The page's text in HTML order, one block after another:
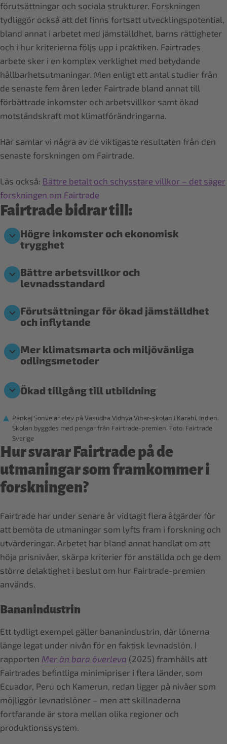
förutsättningar och sociala strukturer. Forskningen
tydliggör också att det finns fortsatt utvecklingspotential,
bland annat i arbetet med jämställdhet, barns rättigheter
och i hur kriterierna följs upp i praktiken. Fairtrades
arbete sker i en komplex verklighet med betydande
hållbarhetsutmaningar. Men enligt ett antal studier från
de senaste fem åren leder Fairtrade bland annat till
förbättrade inkomster och arbetsvillkor samt ökad
motståndskraft mot klimatförändringarna.
Här samlar vi några av de viktigaste resultaten från den
senaste forskningen om Fairtrade.
Läs också: Bättre betalt och schysstare villkor – det säger
forskningen om Fairtrade
Fairtrade bidrar till:
Högre inkomster och ekonomisk
trygghet
Bättre arbetsvillkor och
levnadsstandard
Förutsättningar för ökad jämställdhet
och inflytande
Mer klimatsmarta och miljövänliga
odlingsmetoder
Ökad tillgång till utbildning
Pankaj Sonve är elev på Vasudha Vidhya Vihar-skolan i Karahi, Indien.
Skolan byggdes med pengar från Fairtrade-premien. Foto: Fairtrade
Sverige
Hur svarar Fairtrade på de
utmaningar som framkommer i
forskningen?
Fairtrade har under senare år vidtagit flera åtgärder för
att bemöta de utmaningar som lyfts fram i forskning och
utvärderingar. Arbetet har bland annat handlat om att
höja prisnivåer, skärpa kriterier för anställda och ge dem
större delaktighet i beslut om hur Fairtrade-premien
används.
Bananindustrin
Ett tydligt exempel gäller bananindustrin, där lönerna
länge legat under nivån för en faktisk levnadslön. I
rapporten Mer än bara överleva (2025) framhålls att
Fairtrades befintliga minimipriser i flera länder, som
Ecuador, Peru och Kamerun, redan ligger på nivåer som
möjliggör levnadslöner – men att skillnaderna
fortfarande är stora mellan olika regioner och
produktionssystem.